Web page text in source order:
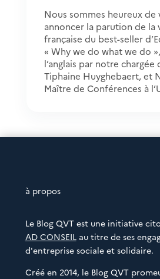
Nous sommes heureux de
annoncer la parution de la
française du best-seller
« Why we do what we do
l’anglais par notre chargée
Tiphaine Huyghebaert, et
Maître de Conférences à
à propos
Le Blog QVT est une initiative
AD CONSEILau titre de ses
d'entreprise sociale et solidaire.
Créé en 2014, le Blog QVT